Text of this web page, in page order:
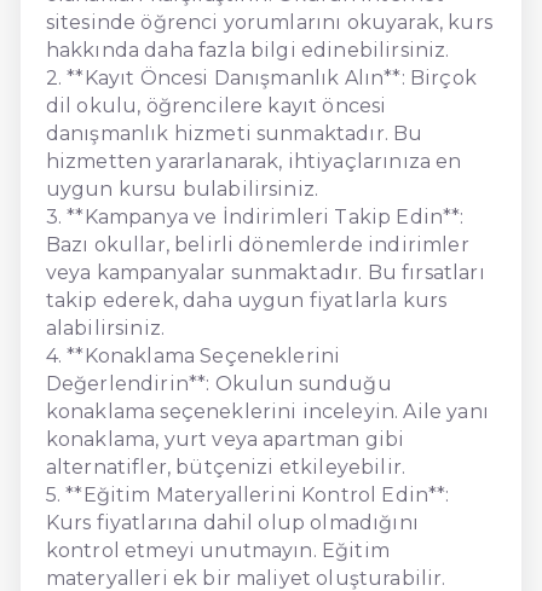
sitesinde öğrenci yorumlarını okuyarak, kurs
hakkında daha fazla bilgi edinebilirsiniz.
2. **Kayıt Öncesi Danışmanlık Alın**: Birçok
dil okulu, öğrencilere kayıt öncesi
danışmanlık hizmeti sunmaktadır. Bu
hizmetten yararlanarak, ihtiyaçlarınıza en
uygun kursu bulabilirsiniz.
3. **Kampanya ve İndirimleri Takip Edin**:
Bazı okullar, belirli dönemlerde indirimler
veya kampanyalar sunmaktadır. Bu fırsatları
takip ederek, daha uygun fiyatlarla kurs
alabilirsiniz.
4. **Konaklama Seçeneklerini
Değerlendirin**: Okulun sunduğu
konaklama seçeneklerini inceleyin. Aile yanı
konaklama, yurt veya apartman gibi
alternatifler, bütçenizi etkileyebilir.
5. **Eğitim Materyallerini Kontrol Edin**:
Kurs fiyatlarına dahil olup olmadığını
kontrol etmeyi unutmayın. Eğitim
materyalleri ek bir maliyet oluşturabilir.